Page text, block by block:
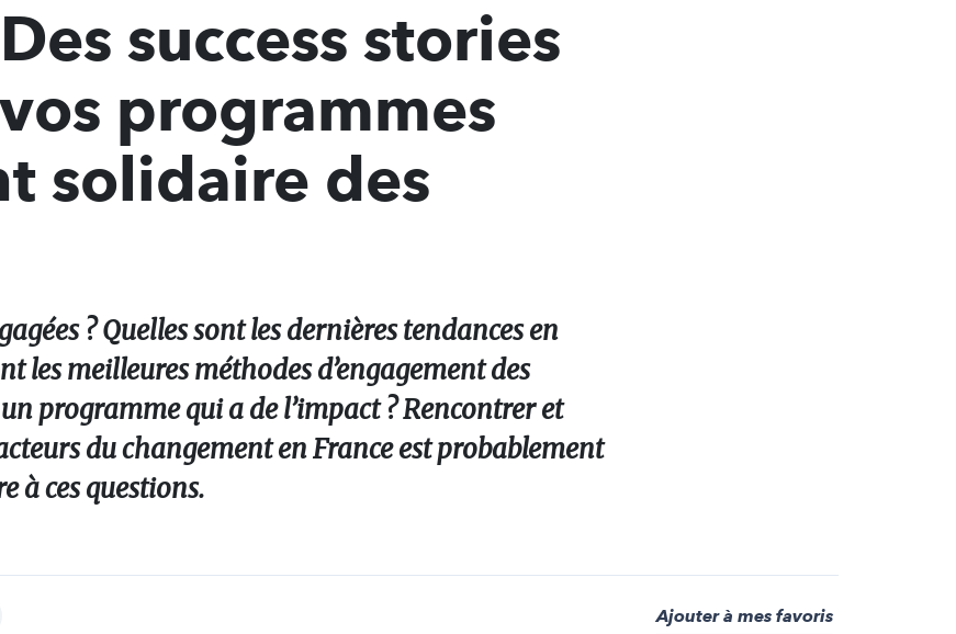
success stories
programmes
solidaire des
? Quelles sont les dernières tendances en
les meilleures méthodes d’engagement des
programme qui a de l’impact ? Rencontrer et
du changement en France est probablement
à ces questions.
Ajouter à mes favoris